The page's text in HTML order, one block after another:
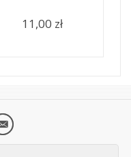
11,00 zł